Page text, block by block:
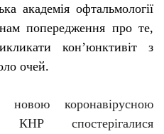
академія офтальмології
попередження про те,
кон’юнктивіт з
очей.
коронавірусною
КНР спостерігалися